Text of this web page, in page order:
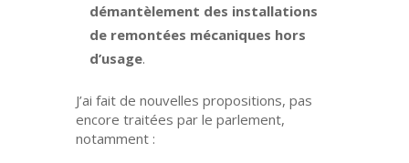
démantèlement des installations
de remontées mécaniques hors
d’usage.
J’ai fait de nouvelles propositions, pas
encore traitées par le parlement,
notamment :